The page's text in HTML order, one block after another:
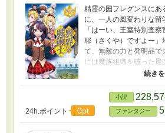
精霊の国フレグンスにあ
に、一人の風変わりな留
「はーい、王室特別査
耶（さくや）ですよー」
て、無敵の力と発明品で
には魔族組織を破った最
今度は学院改革を始め
プの概念すらないこの世
実現計画』を提案。コネ
地球の知識を使って、 計
く！ 無敵の留学生が、
る!? 痛快スクール・フ
24h.ポイント 0pt
小説
ファンタジー